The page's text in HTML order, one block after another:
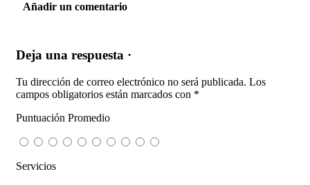
Añadir un comentario
Deja una respuesta ·
Tu dirección de correo electrónico no será publicada. Los
campos obligatorios están marcados con *
Puntuación Promedio
Servicios